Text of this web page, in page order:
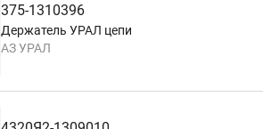
375-1310396
Держатель УРАЛ цепи
АЗ УРАЛ